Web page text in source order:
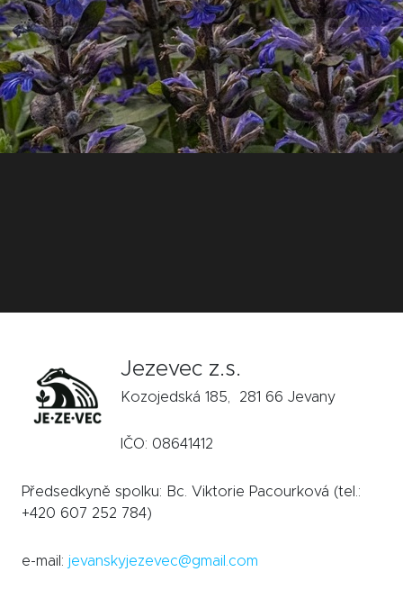
Jezevec z.s.
Kozojedská 185, 281 66 Jevany
IČO: 08641412
Předsedkyně spolku: Bc. Viktorie Pacourková (tel.:
+420 607 252 784)
e-mail: jevanskyjezevec@gmail.com